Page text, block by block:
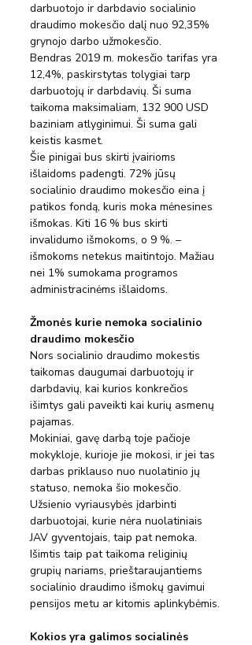
darbuotojo ir darbdavio socialinio
draudimo mokesčio dalį nuo 92,35%
grynojo darbo užmokesčio.
Bendras 2019 m. mokesčio tarifas yra
12,4%, paskirstytas tolygiai tarp
darbuotojų ir darbdavių. Ši suma
taikoma maksimaliam, 132 900 USD
baziniam atlyginimui. Ši suma gali
keistis kasmet.
Šie pinigai bus skirti įvairioms
išlaidoms padengti. 72% jūsų
socialinio draudimo mokesčio eina į
patikos fondą, kuris moka mėnesines
išmokas. Kiti 16 % bus skirti
invalidumo išmokoms, o 9 %. –
išmokoms netekus maitintojo. Mažiau
nei 1% sumokama programos
administracinėms išlaidoms.
Žmonės kurie nemoka socialinio
draudimo mokesčio
Nors socialinio draudimo mokestis
taikomas daugumai darbuotojų ir
darbdavių, kai kurios konkrečios
išimtys gali paveikti kai kurių asmenų
pajamas.
Mokiniai, gavę darbą toje pačioje
mokykloje, kurioje jie mokosi, ir jei tas
darbas priklauso nuo nuolatinio jų
statuso, nemoka šio mokesčio.
Užsienio vyriausybės įdarbinti
darbuotojai, kurie nėra nuolatiniais
JAV gyventojais, taip pat nemoka.
Išimtis taip pat taikoma religinių
grupių nariams, prieštaraujantiems
socialinio draudimo išmokų gavimui
pensijos metu ar kitomis aplinkybėmis.
Kokios yra galimos socialinės